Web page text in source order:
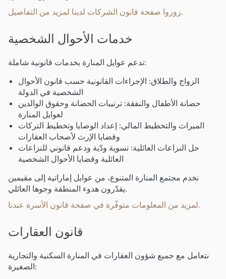
زوروا صفحة قانون الشركات لدينا لمزيد من التفاصيل.
خدمات الأحوال الشخصية
ندعم عوايل المنارة بخدمات قانونية شاملة:
الزواج والطلاق: الإجراءات القانونية حسب قانون الأحوال
الشخصية في الدولة
حضانة الأطفال والنفقة: ترتيبات الحضانة وحقوق الوالدين
لعوايل المنارة
الميراث والتخطيط المالي: إعداد الوصايا وتخطيط التركات
وقضايا الإرث لأصحاب العقارات
حل النزاعات العائلية: تسوية ودّية ودعم قانوني للنزاعات
العائلية وقضايا الأحوال الشخصية
نخدم مجتمع المنارة المتنوع، من عوايل إماراتية إلى مقيمين
يقدّرون هدوء المنطقة وجوها العائلي.
لمزيد من المعلومات متوفّرة في صفحة قانون الأسرة عندنا.
قانون العقارات
نتعامل مع جميع شؤون العقارات في المنارة السكنية والتجارية
الصغيرة: